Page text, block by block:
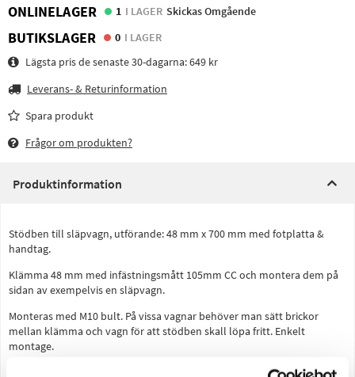
ONLINELAGER
1 I LAGER Skickas Omgående
BUTIKSLAGER 0 I LAGER
Lägsta pris de senaste 30-dagarna:649 kr
Leverans- & Returinformation
Spara produkt
Frågor om produkten?
Produktinformation
Stödben till släpvagn, utförande: 48 mm x 700 mm med fotplatta &
handtag.
Klämma 48 mm med infästningsmått 105mm CC och montera dem på
sidan av exempelvis en släpvagn.
Monteras med M10 bult. På vissa vagnar behöver man sätt brickor
mellan klämma och vagn för att stödben skall löpa fritt. Enkelt
montage.